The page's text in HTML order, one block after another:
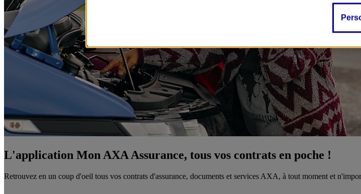
L'application Mon AXA Assurance, tous vos contrats en poche !
Retrouvez en un coup d'oeil tous vos contrats d'assurance, documents et services AXA, à tout moment et